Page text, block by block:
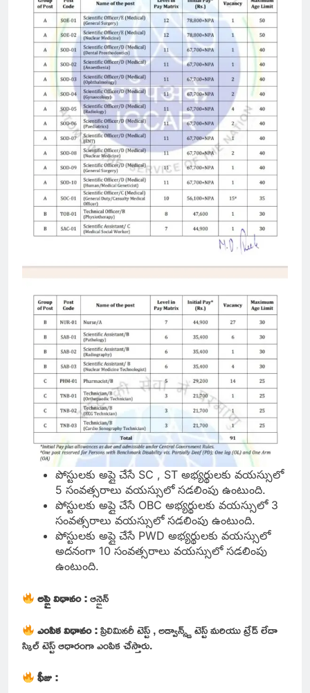
పోస్టులకు అప్లై చేసే SC , ST అభ్యర్థులకు వయస్సులో
5 సంవత్సరాలు వయస్సులో సడలింపు ఉంటుంది.
పోస్టులకు అప్లై చేసే OBC అభ్యర్థులకు వయస్సులో 3
సంవత్సరాలు వయస్సులో సడలింపు ఉంటుంది.
పోస్టులకు అప్లై చేసే PWD అభ్యర్థులకు వయస్సులో
అదనంగా 10 సంవత్సరాలు వయస్సులో సడలింపు
ఉంటుంది.
అప్లై విధానం :ఆన్లైన్
ఎంపిక విధానం :ప్రిలిమినరీ టెస్ట్ , అడ్వాన్స్డ్ టెస్ట్ మరియు ట్రేడ్ లేదా
స్కిల్ టెస్ట్ ఆధారంగా ఎంపిక చేస్తారు.
ఫీజు :